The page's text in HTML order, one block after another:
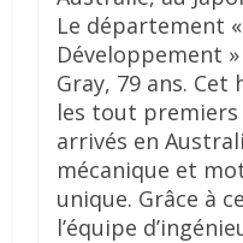
Le département
Développement
Gray, 79 ans.
les tout
arrivés en
mécanique et
unique. Grâce à
l’équipe